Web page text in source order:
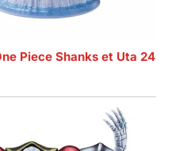
Piece Shanks et Uta 24